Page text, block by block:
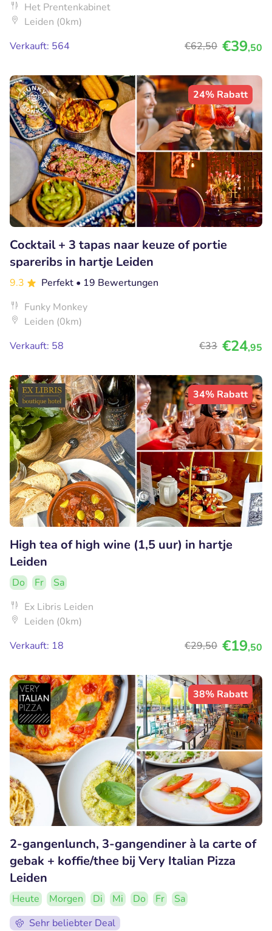
Het Prentenkabinet
Leiden (0km)
Verkauft: 564
€62,50 €39,50
24% Rabatt
Cocktail + 3 tapas naar keuze of portie
spareribs in hartje Leiden
9.3 Perfekt • 19 Bewertungen
Funky Monkey
Leiden (0km)
Verkauft: 58
€33 €24,95
34% Rabatt
High tea of high wine (1,5 uur) in hartje
Leiden
Do Fr
Sa
Ex Libris Leiden
Leiden (0km)
Verkauft: 18
€29,50 €19,50
38% Rabatt
2-gangenlunch, 3-gangendiner à la carte of
gebak + koffie/thee bij Very Italian Pizza
Leiden
Heute Morgen Di Mi Do Fr
Sa
Sehr beliebter Deal